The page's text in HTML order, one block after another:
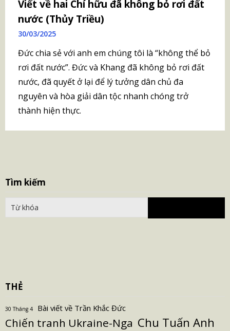
Viết về hai Chí hữu đã không bỏ rơi đất
nước (Thủy Triều)
30/03/2025
Đức chia sẻ với anh em chúng tôi là “không thể bỏ
rơi đất nước”. Đức và Khang đã không bỏ rơi đất
nước, đã quyết ở lại để lý tưởng dân chủ đa
nguyên và hòa giải dân tộc nhanh chóng trở
thành hiện thực.
Tìm kiếm
THẺ
30 Tháng 4 Bài viết về Trần Khắc Đức
Chiến tranh Ukraine-Nga Chu Tuấn Anh